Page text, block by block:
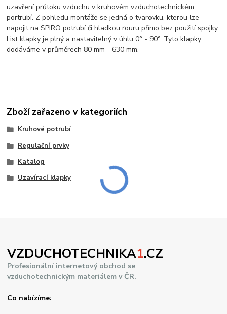
uzavření průtoku vzduchu v kruhovém vzduchotechnickém
portrubí. Z pohledu montáže se jedná o tvarovku, kterou lze
napojit na SPIRO potrubí či hladkou rouru přímo bez použití spojky.
List klapky je plný a nastavitelný v úhlu 0° - 90°. Tyto klapky
dodáváme v průměrech 80 mm - 630 mm.
Zboží zařazeno v kategoriích
Kruhové potrubí
Regulační prvky
Katalog
Uzavírací klapky
VZDUCHOTECHNIKA1.CZ
Profesionální internetový obchod se
vzduchotechnickým materiálem v ČR.
Co nabízíme: